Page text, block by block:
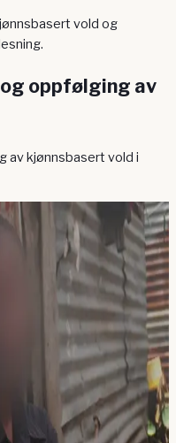
vold og
oppfølging av
av kjønnsbasert vold i